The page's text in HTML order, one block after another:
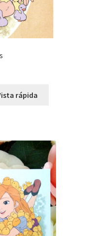
rápida